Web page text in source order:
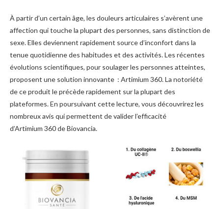
À partir d’un certain âge, les douleurs articulaires s’avèrent une
affection qui touche la plupart des personnes, sans distinction de
sexe. Elles deviennent rapidement source d’inconfort dans la
tenue quotidienne des habitudes et des activités. Les récentes
évolutions scientifiques, pour soulager les personnes atteintes,
proposent une solution innovante : Artimium 360. La notoriété
de ce produit le précède rapidement sur la plupart des
plateformes. En poursuivant cette lecture, vous découvrirez les
nombreux avis qui permettent de valider l’efficacité
d’Artimium 360 de Biovancia.